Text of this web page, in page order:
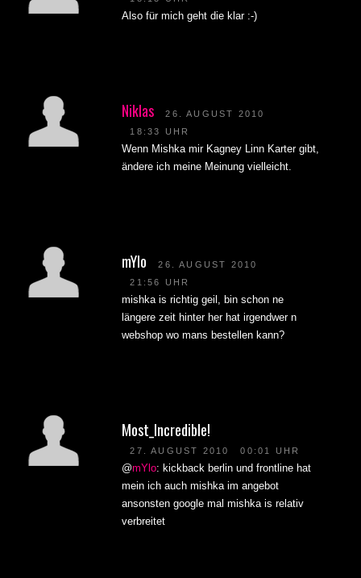
Also für mich geht die klar :-)
Niklas
26. AUGUST 2010
18:33 UHR
Wenn Mishka mir Kagney Linn Karter gibt,
ändere ich meine Meinung vielleicht.
mYlo
26. AUGUST 2010
21:56 UHR
mishka is richtig geil, bin schon ne
längere zeit hinter her hat irgendwer n
webshop wo mans bestellen kann?
Most_Incredible!
27. AUGUST 2010 00:01 UHR
@mYlo: kickback berlin und frontline hat
mein ich auch mishka im angebot
ansonsten google mal mishka is relativ
verbreitet